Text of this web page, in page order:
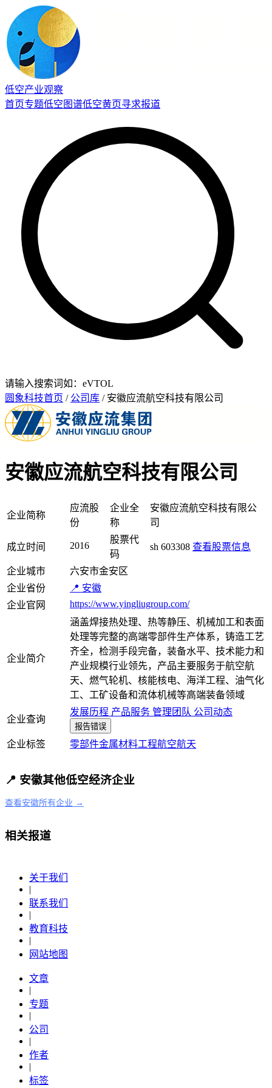
低空产业观察
首页专题低空图谱低空黄页寻求报道
请输入搜索词如：eVTOL
圆象科技首页 / 公司库 / 安徽应流航空科技有限公司
安徽应流航空科技有限公司
企业简称
应流股
份
企业全
称
安徽应流航空科技有限公
司
成立时间 2016
股票代
码
sh 603308 查看股票信息
企业城市
六安市金安区
企业省份
📍 安徽
企业官网
https://www.yingliugroup.com/
企业简介
涵盖焊接热处理、热等静压、机械加工和表面
处理等完整的高端零部件生产体系，铸造工艺
齐全，检测手段完备，装备水平、技术能力和
产业规模行业领先，产品主要服务于航空航
天、燃气轮机、核能核电、海洋工程、油气化
工、工矿设备和流体机械等高端装备领域
企业查询
发展历程 产品服务 管理团队 公司动态
报告错误
企业标签 零部件金属材料工程航空航天
📍 安徽其他低空经济企业
查看安徽所有企业 →
相关报道
关于我们
|
联系我们
|
教育科技
|
网站地图
文章
|
专题
|
公司
|
作者
|
标签